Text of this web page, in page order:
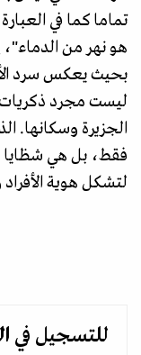
تماما كما في
هو نهر من الدماء"،
بحيث يعكس سرد
ليست مجرد
الجزيرة وسكانها.
فقط، بل هي شظايا
لتشكل هوية
للتسجيل في